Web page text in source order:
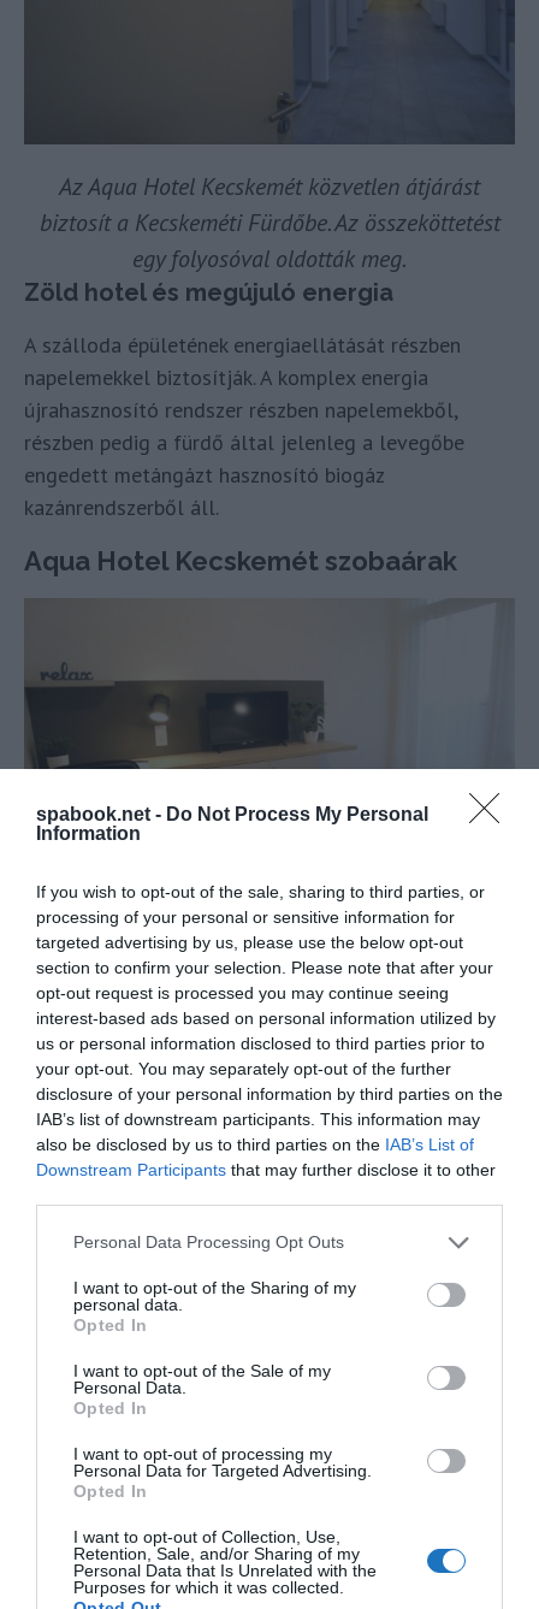
spabook.net - Do Not Process My Personal
Information
If you wish to opt-out of the sale, sharing to third parties, or
processing of your personal or sensitive information for
targeted advertising by us, please use the below opt-out
section to confirm your selection. Please note that after your
opt-out request is processed you may continue seeing
interest-based ads based on personal information utilized by
us or personal information disclosed to third parties prior to
your opt-out. You may separately opt-out of the further
disclosure of your personal information by third parties on the
IAB’s list of downstream participants. This information may
also be disclosed by us to third parties on the IAB’s List of
Downstream Participants that may further disclose it to other
Please note that this website/app uses one or more Google
not limited to your visit or usage behaviour. You may click to
grant or deny consent to Google and its third-party tags to
use your data for below specified purposes in below Google
consent section.
Personal Data Processing Opt Outs
I want to opt-out of the Sharing of my
personal data.
Opted In
I want to opt-out of the Sale of my
Personal Data.
Opted In
I want to opt-out of processing my
Personal Data for Targeted Advertising.
Opted In
I want to opt-out of Collection, Use,
Retention, Sale, and/or Sharing of my
Personal Data that Is Unrelated with the
Purposes for which it was collected.
Az Aqua Hotel Kecskemét közvetlen átjárást
biztosít a Kecskeméti Fürdőbe. Az összeköttetést
egy folyosóval oldották meg.
Zöld hotel és megújuló energia
A szálloda épületének energiaellátását részben
napelemekkel biztosítják. A komplex energia
újrahasznosító rendszer részben napelemekből,
részben pedig a fürdő által jelenleg a levegőbe
engedett metángázt hasznosító biogáz
kazánrendszerből áll.
Aqua Hotel Kecskemét szobaárak
Érdekel a turizmus? Vár azUtazás hírekcsoport
A 3 csillagos szálloda nyitási akcióban 11.000
forint/fő/éj áron kínálja a fürdőbelépőt és büfé
reggelit (másik nevén: svédasztalos reggeli) is
tartalmazó szolgáltatását. A nyitási akciót követően
13-16.000 forint között mozognak az árak fő/éj
alapon, attól függően, hogy erkélyes, tóra néző
Dicséretes, hogy a parkolás ingyenes a szálloda
parkolójában. Reméljük így is marad.
Kecskeméti programokat is
szerveznek, amelyekre minibusszal
szállítják a szálloda vendégeit